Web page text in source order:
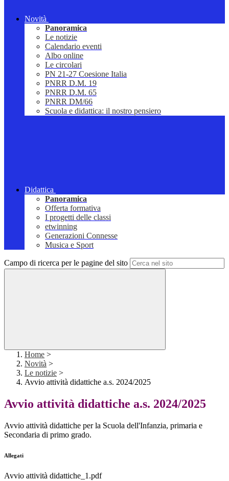
Novità
Panoramica
Le notizie
Calendario eventi
Albo online
Le circolari
PN 21-27 Coesione Italia
PNRR D.M. 19
PNRR D.M. 65
PNRR DM/66
Scuola e didattica: il nostro pensiero
Didattica
Panoramica
Offerta formativa
I progetti delle classi
etwinning
Generazioni Connesse
Musica e Sport
Campo di ricerca per le pagine del sito
Home >
Novità >
Le notizie >
Avvio attività didattiche a.s. 2024/2025
Avvio attività didattiche a.s. 2024/2025
Avvio attività didattiche per la Scuola dell'Infanzia, primaria e
Secondaria di primo grado.
Allegati
Avvio attività didattiche_1.pdf